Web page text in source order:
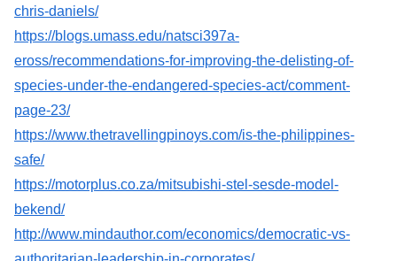
chris-daniels/
https://blogs.umass.edu/natsci397a-
eross/recommendations-for-improving-the-delisting-of-
species-under-the-endangered-species-act/comment-
page-23/
https://www.thetravellingpinoys.com/is-the-philippines-
safe/
https://motorplus.co.za/mitsubishi-stel-sesde-model-
bekend/
http://www.mindauthor.com/economics/democratic-vs-